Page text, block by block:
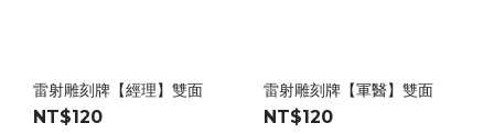
雷射雕刻牌【經理】雙面
NT$120
雷射雕刻牌【軍醫】雙面
NT$120